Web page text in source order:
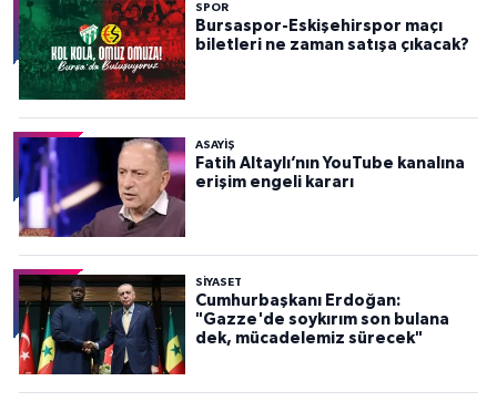
SPOR
Bursaspor-Eskişehirspor maçı
biletleri ne zaman satışa çıkacak?
ASAYİŞ
Fatih Altaylı’nın YouTube kanalına
erişim engeli kararı
SİYASET
Cumhurbaşkanı Erdoğan:
"Gazze'de soykırım son bulana
dek, mücadelemiz sürecek"